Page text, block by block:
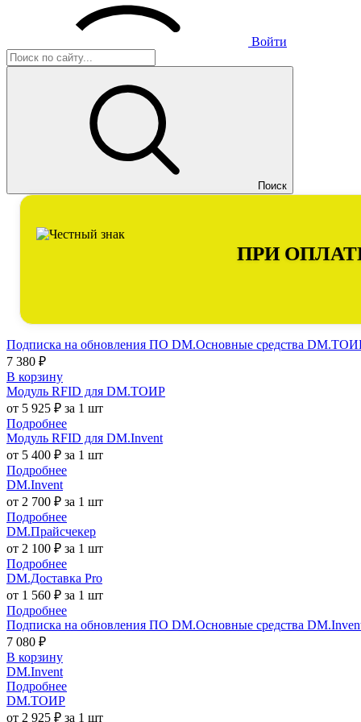
Войти
Поиск
ПРИ
Подписка на обновления ПО DM.Основные средства
7 380 ₽
В корзину
Модуль RFID для DM.ТОИР
от 5 925 ₽ за 1 шт
Подробнее
Модуль RFID для DM.Invent
от 5 400 ₽ за 1 шт
Подробнее
DM.Invent
от 2 700 ₽ за 1 шт
Подробнее
DM.Прайсчекер
от 2 100 ₽ за 1 шт
Подробнее
DM.Доставка Pro
от 1 560 ₽ за 1 шт
Подробнее
Подписка на обновления ПО DM.Основные средства
7 080 ₽
В корзину
DM.Invent
Подробнее
DM.ТОИР
от 2 925 ₽ за 1 шт